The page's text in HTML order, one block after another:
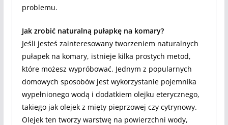
problemu.
Jak zrobić naturalną pułapkę na komary?
Jeśli jesteś zainteresowany tworzeniem naturalnych
pułapek na komary, istnieje kilka prostych metod,
które możesz wypróbować. Jednym z popularnych
domowych sposobów jest wykorzystanie pojemnika
wypełnionego wodą i dodatkiem olejku eterycznego,
takiego jak olejek z mięty pieprzowej czy cytrynowy.
Olejek ten tworzy warstwę na powierzchni wody,